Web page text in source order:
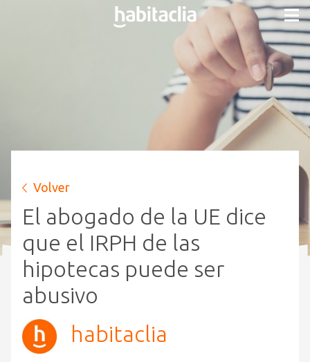
Volver
El abogado de la UE dice
que el IRPH de las
hipotecas puede ser
abusivo
habitaclia